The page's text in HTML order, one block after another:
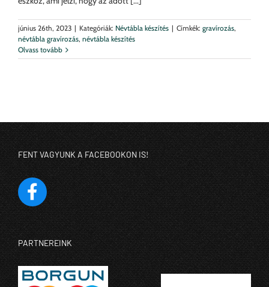
június 26th, 2023 | Kategóriák: Névtábla készítés | Címkék: gravírozás,
névtábla gravírozás, névtábla készítés
Olvass tovább
FENT VAGYUNK A FACEBOOKON IS!
PARTNEREINK